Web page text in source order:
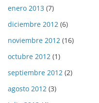
enero 2013 (7)
diciembre 2012 (6)
noviembre 2012 (16)
octubre 2012 (1)
septiembre 2012 (2)
agosto 2012 (3)